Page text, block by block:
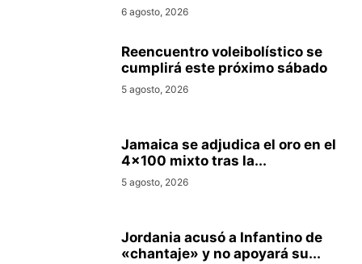
6 agosto, 2026
Reencuentro voleibolístico se
cumplirá este próximo sábado
5 agosto, 2026
Jamaica se adjudica el oro en el
4×100 mixto tras la...
5 agosto, 2026
Jordania acusó a Infantino de
«chantaje» y no apoyará su...